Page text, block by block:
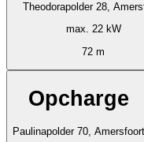
Theodorapolder 28,
max. 22 kW
72 m
Opcharge
Paulinapolder 70, Amersfoort